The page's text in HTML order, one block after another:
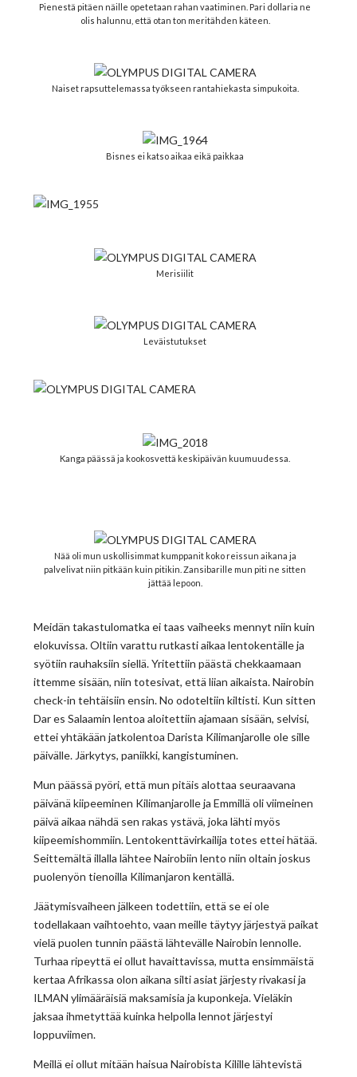
Pienestä pitäen näille opetetaan rahan vaatiminen. Pari dollaria ne
olis halunnu, että otan ton meritähden käteen.
Naiset rapsuttelemassa työkseen rantahiekasta simpukoita.
Bisnes ei katso aikaa eikä paikkaa
Merisiilit
Leväistutukset
Kanga päässä ja kookosvettä keskipäivän kuumuudessa.
Nää oli mun uskollisimmat kumppanit koko reissun aikana ja
palvelivat niin pitkään kuin pitikin. Zansibarille mun piti ne sitten
jättää lepoon.
Meidän takastulomatka ei taas vaiheeks mennyt niin kuin
elokuvissa. Oltiin varattu rutkasti aikaa lentokentälle ja
syötiin rauhaksiin siellä. Yritettiin päästä chekkaamaan
ittemme sisään, niin totesivat, että liian aikaista. Nairobin
check-in tehtäisiin ensin. No odoteltiin kiltisti. Kun sitten
Dar es Salaamin lentoa aloitettiin ajamaan sisään, selvisi,
ettei yhtäkään jatkolentoa Darista Kilimanjarolle ole sille
päivälle. Järkytys, paniikki, kangistuminen.
Mun päässä pyöri, että mun pitäis alottaa seuraavana
päivänä kiipeeminen Kilimanjarolle ja Emmillä oli viimeinen
päivä aikaa nähdä sen rakas ystävä, joka lähti myös
kiipeemishommiin. Lentokenttävirkailija totes ettei hätää.
Seittemältä illalla lähtee Nairobiin lento niin oltain joskus
puolenyön tienoilla Kilimanjaron kentällä.
Jäätymisvaiheen jälkeen todettiin, että se ei ole
todellakaan vaihtoehto, vaan meille täytyy järjestyä paikat
vielä puolen tunnin päästä lähtevälle Nairobin lennolle.
Turhaa ripeyttä ei ollut havaittavissa, mutta ensimmäistä
kertaa Afrikassa olon aikana silti asiat järjesty rivakasi ja
ILMAN ylimääräisiä maksamisia ja kuponkeja. Vieläkin
jaksaa ihmetyttää kuinka helpolla lennot järjestyi
loppuviimen.
Meillä ei ollut mitään haisua Nairobista Kilille lähtevistä